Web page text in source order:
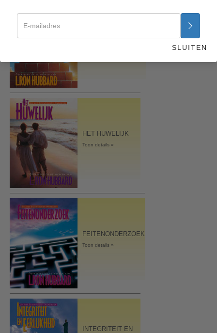
HET HUWELIJK
Toon details »
FEITENONDERZOEK
Toon details »
INTEGRITEIT EN
SLUITEN